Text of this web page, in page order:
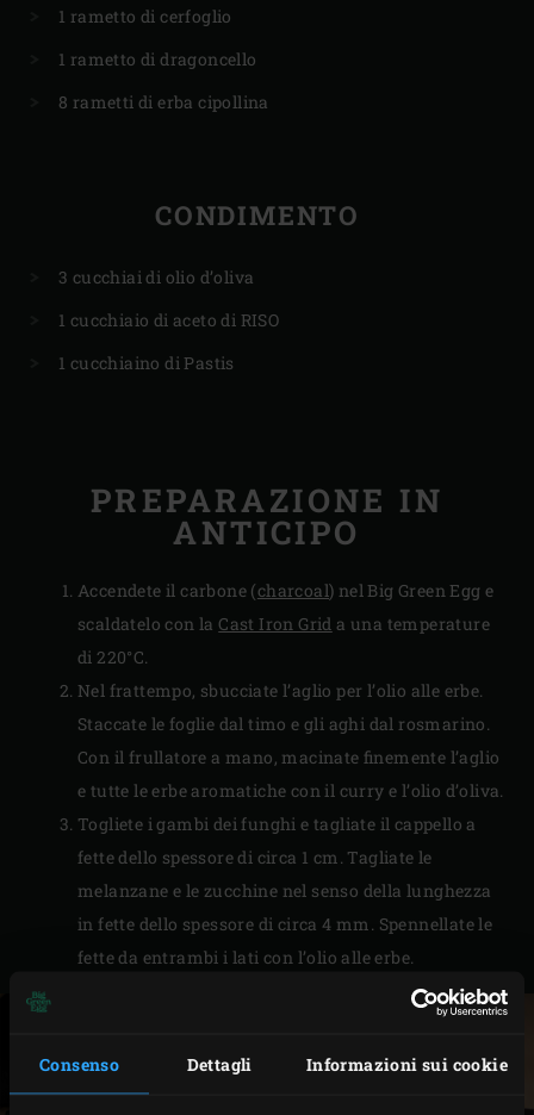
Consenso Dettagli Informazioni sui cookie
1 rametto di cerfoglio
1 rametto di dragoncello
8 rametti di erba cipollina
CONDIMENTO
3 cucchiai di olio d’oliva
1 cucchiaio di aceto di RISO
1 cucchiaino di Pastis
PREPARAZIONE IN
ANTICIPO
Accendete il carbone (charcoal) nel Big Green Egg e
scaldatelo con laCast Iron Grid a una temperature
di 220°C.
Nel frattempo, sbucciate l’aglio per l’olio alle erbe.
Staccate le foglie dal timo e gli aghi dal rosmarino.
Con il frullatore a mano, macinate finemente l’aglio
e tutte le erbe aromatiche con il curry e l’olio d’oliva.
Togliete i gambi dei funghi e tagliate il cappello a
fette dello spessore di circa 1 cm. Tagliate le
melanzane e le zucchine nel senso della lunghezza
in fette dello spessore di circa 4 mm. Spennellate le
fette da entrambi i lati con l’olio alle erbe.